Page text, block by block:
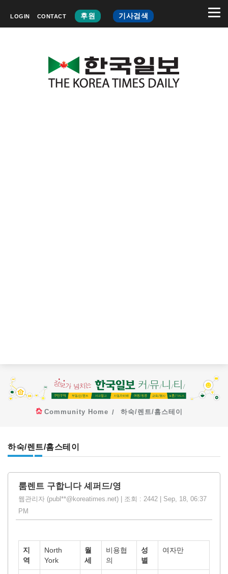
LOGIN CONTACT 후원 기사검색
Community Home 하숙/렌트/홈스테이
하숙/렌트/홈스테이
룸렌트 구합니다 셰퍼드/영
웹관리자 (publ**@koreatimes.net) | 조회 : 2442 | Sep, 18, 06:37
PM
지
역
North
York
월
세
비용협
의
성
별
여자만